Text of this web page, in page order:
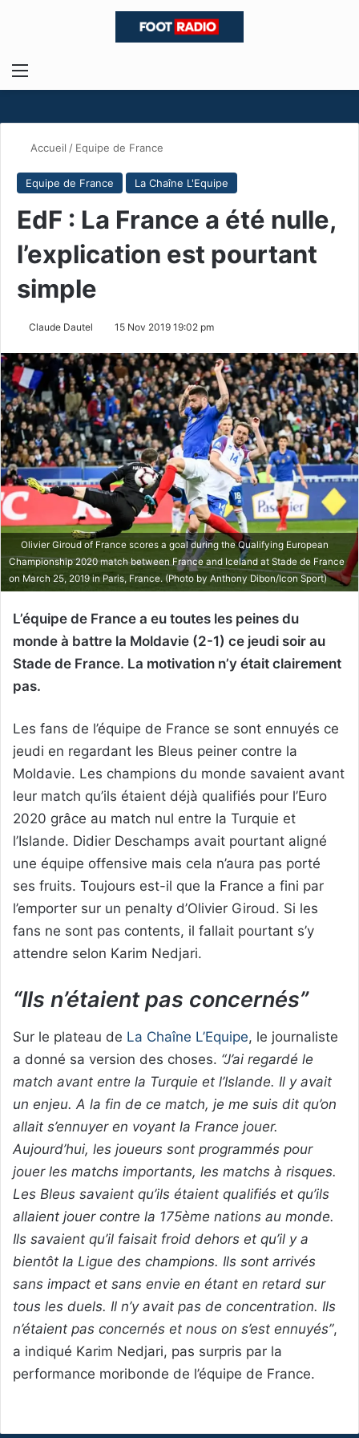
Menu
Accueil / Equipe de France
Equipe de France La Chaîne L'Equipe
EdF : La France a été nulle,
l’explication est pourtant
simple
Claude Dautel 15 Nov 2019 19:02 pm
Olivier Giroud of France scores a goal during the Qualifying European
Championship 2020 match between France and Iceland at Stade de France
on March 25, 2019 in Paris, France. (Photo by Anthony Dibon/Icon Sport)
L’équipe de France a eu toutes les peines du
monde à battre la Moldavie (2-1) ce jeudi soir au
Stade de France. La motivation n’y était clairement
pas.
Les fans de l’équipe de France se sont ennuyés ce
jeudi en regardant les Bleus peiner contre la
Moldavie. Les champions du monde savaient avant
leur match qu’ils étaient déjà qualifiés pour l’Euro
2020 grâce au match nul entre la Turquie et
l’Islande. Didier Deschamps avait pourtant aligné
une équipe offensive mais cela n’aura pas porté
ses fruits. Toujours est-il que la France a fini par
l’emporter sur un penalty d’Olivier Giroud. Si les
fans ne sont pas contents, il fallait pourtant s’y
attendre selon Karim Nedjari.
“Ils n’étaient pas concernés”
Sur le plateau de La Chaîne L’Equipe, le journaliste
a donné sa version des choses. “J’ai regardé le
match avant entre la Turquie et l’Islande. Il y avait
un enjeu. A la fin de ce match, je me suis dit qu’on
allait s’ennuyer en voyant la France jouer.
Aujourd’hui, les joueurs sont programmés pour
jouer les matchs importants, les matchs à risques.
Les Bleus savaient qu’ils étaient qualifiés et qu’ils
allaient jouer contre la 175ème nations au monde.
Ils savaient qu’il faisait froid dehors et qu’il y a
bientôt la Ligue des champions. Ils sont arrivés
sans impact et sans envie en étant en retard sur
tous les duels. Il n’y avait pas de concentration. Ils
n’étaient pas concernés et nous on s’est ennuyés”,
a indiqué Karim Nedjari, pas surpris par la
performance moribonde de l’équipe de France.